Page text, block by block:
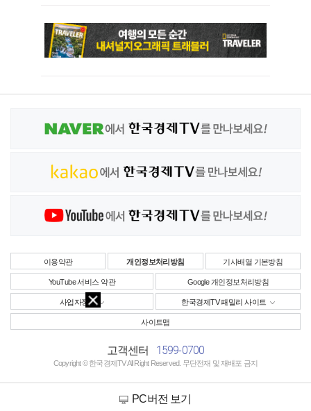
이용약관 개인정보처리방침 기사배열 기본방침
YouTube 서비스 약관 Google 개인정보처리방침
사업자정보 한국경제TV 패밀리 사이트
사이트맵
고객센터 1599-0700
Copyright © 한국경제TV All Right Reserved. 무단전재 및 재배포 금지
PC버전 보기